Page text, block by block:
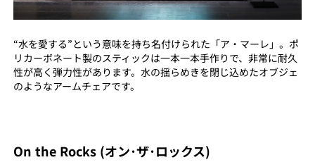
“水を愛する”という意味を持ち名付けられた「ア・マーレ」。ポ
リカーボネート製のスティックは一本一本手作りで、非常に耐久
性が高く弾力性があります。水の揺らめきを閉じ込めたオブジェ
のようなアームチェアです。
On the Rocks (オン･ザ･ロックス)